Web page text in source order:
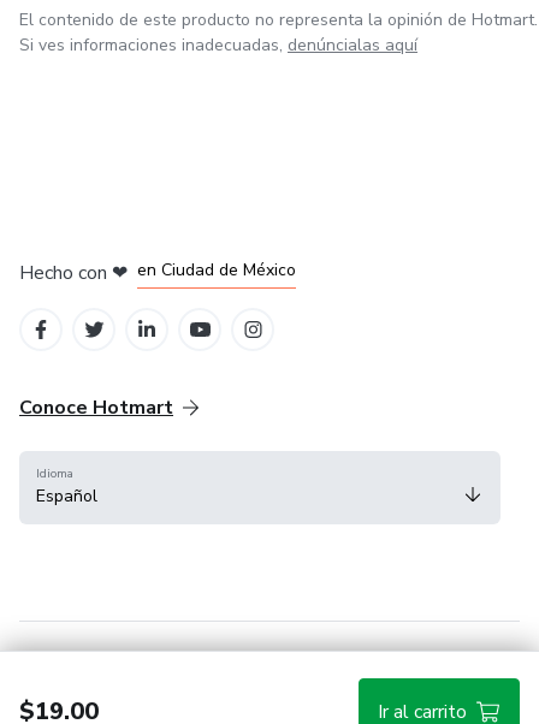
$19.00 Ir al carrito
El contenido de este producto no representa la opinión de Hotmart.
Si ves informaciones inadecuadas, denúncialas aquí
Hecho con ❤ en Ciudad de México
Conoce Hotmart
Idioma
Español